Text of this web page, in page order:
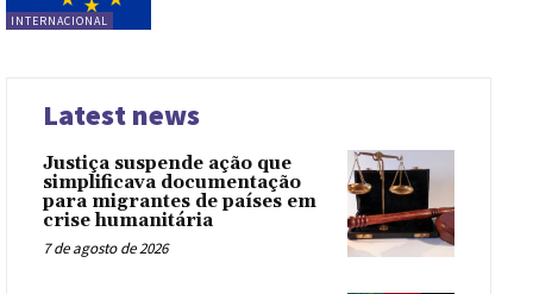
INTERNACIONAL
Latest news
Justiça suspende ação que
simplificava documentação
para migrantes de países em
crise humanitária
7 de agosto de 2026